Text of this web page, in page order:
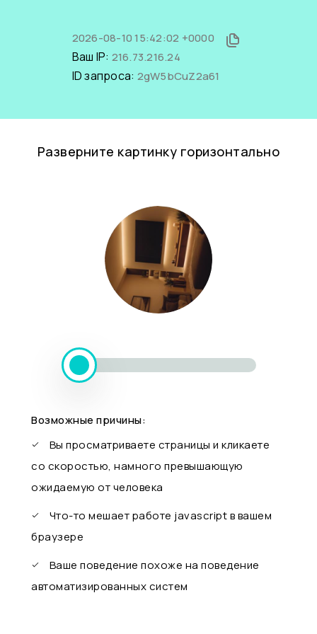
2026-08-10 15:42:02 +0000
Ваш IP: 216.73.216.24
ID запроса: 2gW5bCuZ2a61
Разверните картинку горизонтально
Возможные причины:
Вы просматриваете страницы и кликаете
со скоростью, намного превышающую
ожидаемую от человека
Что-то мешает работе javascript в вашем
браузере
Ваше поведение похоже на поведение
автоматизированных систем